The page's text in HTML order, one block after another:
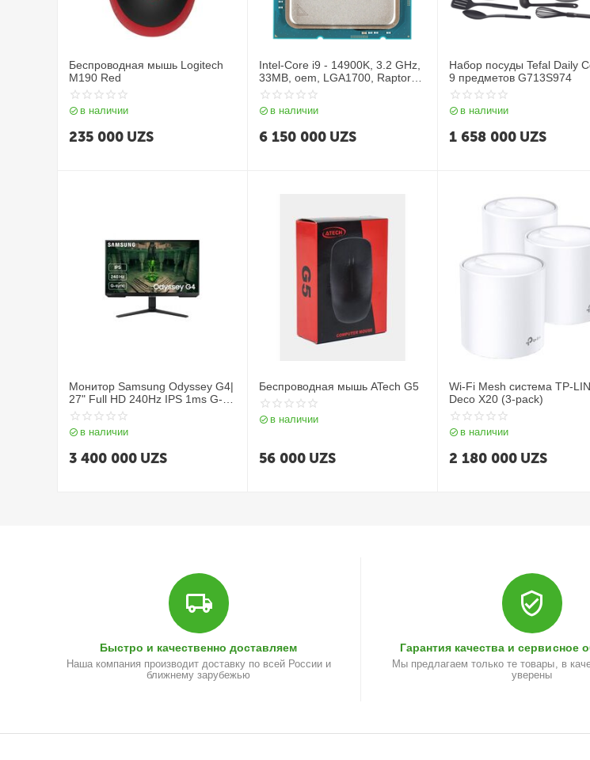
Беспроводная мышь Logitech
M190 Red
в наличии
235 000 UZS
Intel-Core i9 - 14900K, 3.2 GHz,
33MB, oem, LGA1700, Raptor
Lake
в наличии
6 150 000 UZS
Набор посуды Tefal Daily
9 предметов G713S974
в наличии
1 658 000 UZS
Монитор Samsung Odyssey G4|
27" Full HD 240Hz IPS 1ms G-
Sync HRD10 Pivot
в наличии
3 400 000 UZS
Беспроводная мышь ATech G5
в наличии
56 000 UZS
Wi-Fi Mesh система TP-
Deco X20 (3-pack)
в наличии
2 180 000 UZS
Быстро и качественно доставляем
Наша компания производит доставку по всей России и
ближнему зарубежью
Гарантия качества и сервисное
Мы предлагаем только те товары, в
уверены